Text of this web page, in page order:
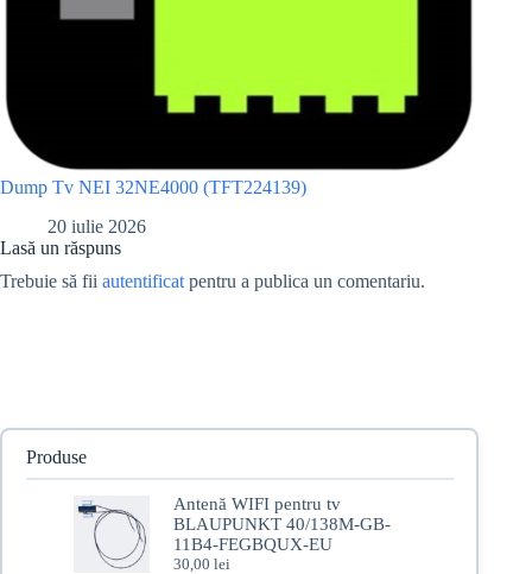
Dump Tv NEI 32NE4000 (TFT224139)
20 iulie 2026
Lasă un răspuns
Trebuie să fii autentificat pentru a publica un comentariu.
Produse
Antenă WIFI pentru tv
BLAUPUNKT 40/138M-GB-
11B4-FEGBQUX-EU
30,00 lei